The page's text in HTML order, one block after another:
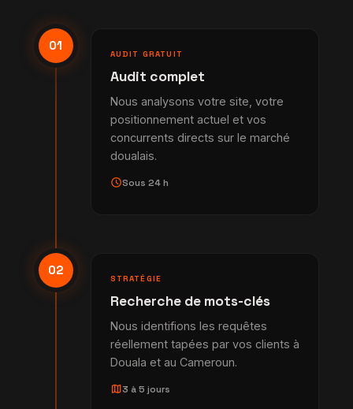
01
AUDIT GRATUIT
Audit complet
Nous analysons votre site, votre
positionnement actuel et vos
concurrents directs sur le marché
doualais.
scheduleSous 24 h
02
STRATÉGIE
Recherche de mots-clés
Nous identifions les requêtes
réellement tapées par vos clients à
Douala et au Cameroun.
map3 à 5 jours